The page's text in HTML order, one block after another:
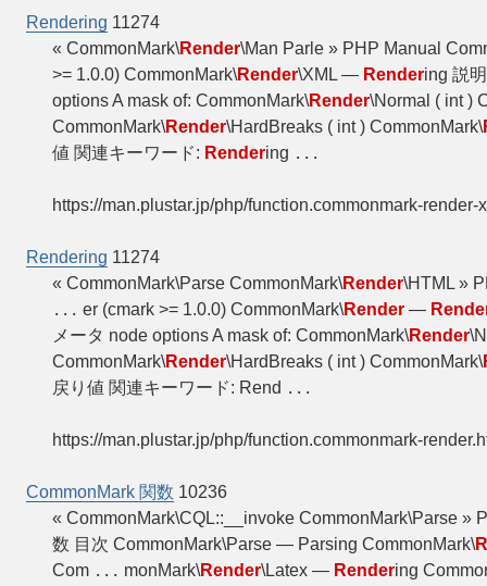
Rendering 11274
« CommonMark\Render\Man Parle » PHP Manual
>= 1.0.0) CommonMark\Render\XML — Rendering 説
options A mask of: CommonMark\Render\Normal ( int )
CommonMark\Render\HardBreaks ( int ) CommonMark\
値 関連キーワード: Rendering ...
https://man.plustar.jp/php/function.commonmark-render-
Rendering 11274
« CommonMark\Parse CommonMark\Render\HTML »
... er (cmark >= 1.0.0) CommonMark\Render —
メータ node options A mask of: CommonMark\Render
CommonMark\Render\HardBreaks ( int ) CommonMark\
戻り値 関連キーワード: Rend ...
https://man.plustar.jp/php/function.commonmark-
CommonMark 関数 10236
« CommonMark\CQL::__invoke CommonMark\Parse
数 目次 CommonMark\Parse — Parsing CommonMark\
Com ... monMark\Render\Latex — Rendering